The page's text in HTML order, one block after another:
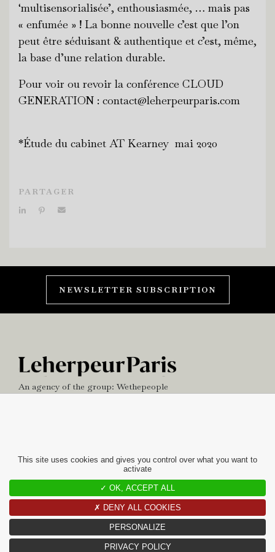
‘multisensorialisée’, enthousiasmée, … mais pas
« enfumée » ! La bonne nouvelle c’est que l’on
peut être séduisant & authentique et c’est, même,
la base d’une relation durable.
Pour voir ou revoir la conférence CLOUD
GENERATION : contact@leherpeurparis.com
*Étude du cabinet AT Kearney mai 2020
PARTAGER
NEWSLETTER SUBSCRIPTION
An agency of the group: Wethepeople
contact
10 RUE CHARLOT
75003 PARIS
CONTACT@LEHERPEURPARIS.COM
This site uses cookies and gives you control over what you want to
activate
✓ OK, ACCEPT ALL
✗ DENY ALL COOKIES
PERSONALIZE
PRIVACY POLICY